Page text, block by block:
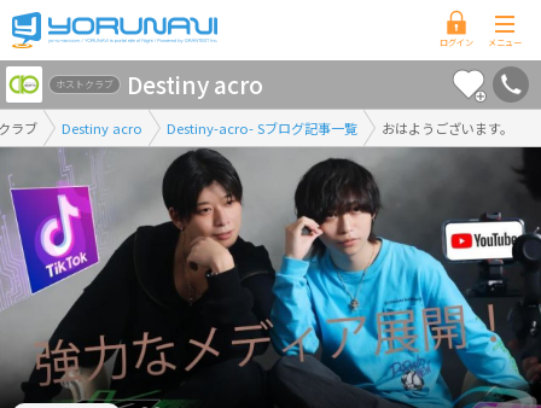
香
川
県
版
ラブ Destiny acro Destiny-acro- Sブログ記事一覧 おはようございます。
ホストクラブ Destiny acro